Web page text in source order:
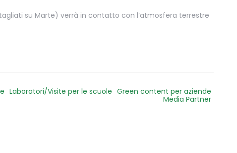
su Marte) verrà in contatto con l’atmosfera terrestre
Laboratori/Visite per le scuole Green content per aziende
Media Partner